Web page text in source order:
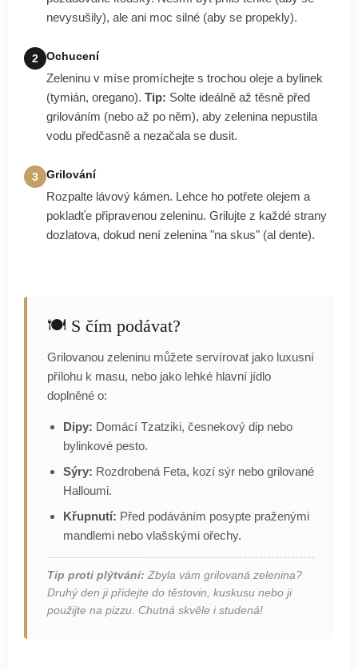
nevysušily), ale ani moc silné (aby se propekly).
2 Ochucení
Zeleninu v míse promíchejte s trochou oleje a bylinek
(tymián, oregano). Tip: Solte ideálně až těsně před
grilováním (nebo až po něm), aby zelenina nepustila
vodu předčasně a nezačala se dusit.
3 Grilování
Rozpalte lávový kámen. Lehce ho potřete olejem a
pokladťe připravenou zeleninu. Grilujte z každé strany
dozlatova, dokud není zelenina "na skus" (al dente).
🍽️ S čím podávat?
Grilovanou zeleninu můžete servírovat jako luxusní
přílohu k masu, nebo jako lehké hlavní jídlo
doplněné o:
Dipy: Domácí Tzatziki, česnekový dip nebo
bylinkové pesto.
Sýry: Rozdrobená Feta, kozí sýr nebo grilované
Halloumi.
Křupnutí: Před podáváním posypte praženými
mandlemi nebo vlašskými ořechy.
Tip proti plýtvání: Zbyla vám grilovaná zelenina?
Druhý den ji přidejte do těstovin, kuskusu nebo ji
použijte na pizzu. Chutná skvěle i studená!